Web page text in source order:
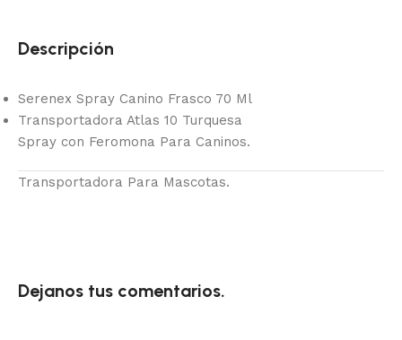
Descripción
Serenex Spray Canino Frasco 70 Ml
Transportadora Atlas 10 Turquesa
Spray con Feromona Para Caninos.
Transportadora Para Mascotas.
Dejanos tus comentarios.